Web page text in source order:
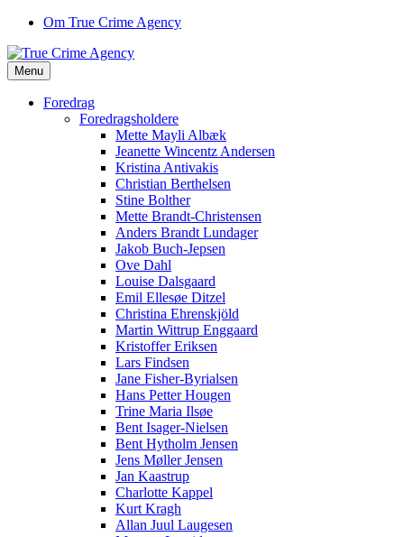
Om True Crime Agency
Menu
Foredrag
Foredragsholdere
Mette Mayli Albæk
Jeanette Wincentz Andersen
Kristina Antivakis
Christian Berthelsen
Stine Bolther
Mette Brandt-Christensen
Anders Brandt Lundager
Jakob Buch-Jepsen
Ove Dahl
Louise Dalsgaard
Emil Ellesøe Ditzel
Christina Ehrenskjöld
Martin Wittrup Enggaard
Kristoffer Eriksen
Lars Findsen
Jane Fisher-Byrialsen
Hans Petter Hougen
Trine Maria Ilsøe
Bent Isager-Nielsen
Bent Hytholm Jensen
Jens Møller Jensen
Jan Kaastrup
Charlotte Kappel
Kurt Kragh
Allan Juul Laugesen